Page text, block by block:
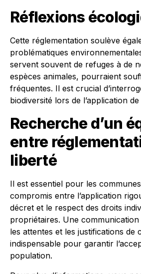
Réflexions
Cette réglementation soulève
problématiques
servent souvent de refuges à de
espèces animales, pourraient
fréquentes. Il est crucial
biodiversité lors de l’application
Recherche d’un
entre
liberté
Il est essentiel pour les
compromis entre l’application
décret et le respect des droits
propriétaires. Une
les attentes et les justifications de
indispensable pour garantir
population.